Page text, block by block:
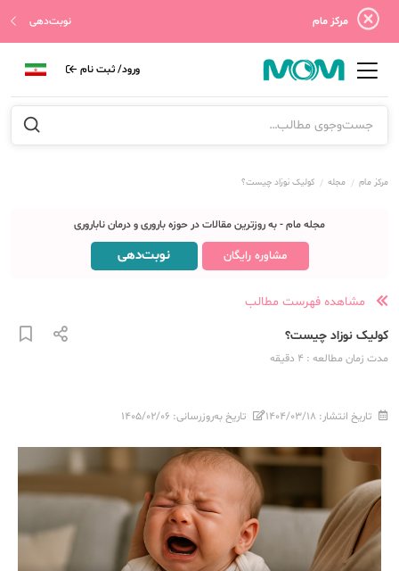
مرکز مام نوبت‌دهی
ورود/ ثبت نام
مرکز مام مجله کولیک نوزاد چیست؟
مجله مام - به روزترین مقالات در حوزه باروری و درمان ناباروری
مشاوره رایگان نوبت‌دهی
مشاهده فهرست مطالب
کولیک نوزاد چیست؟
مدت زمان مطالعه : 4 دقیقه
تاریخ انتشار: ۱۴۰۴/۰۳/۱۸ تاریخ به‌روزرسانی: ۱۴۰۵/۰۲/۰۶